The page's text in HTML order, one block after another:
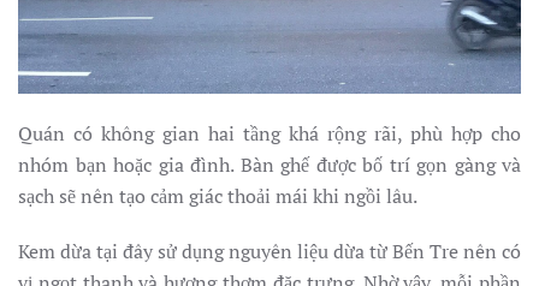
Quán có không gian hai tầng khá rộng rãi, phù hợp cho
nhóm bạn hoặc gia đình. Bàn ghế được bố trí gọn gàng và
sạch sẽ nên tạo cảm giác thoải mái khi ngồi lâu.
Kem dừa tại đây sử dụng nguyên liệu dừa từ Bến Tre nên có